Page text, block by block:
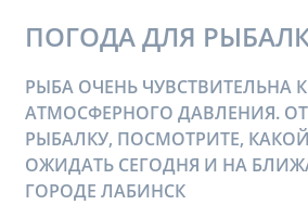
ПОГОДА ДЛЯ
РЫБА ОЧЕНЬ ЧУВСТВИТЕЛЬНА
АТМОСФЕРНОГО ДАВЛЕНИЯ.
РЫБАЛКУ, ПОСМОТРИТЕ,
ОЖИДАТЬ СЕГОДНЯ И НА
ГОРОДЕ ЛАБИНСК